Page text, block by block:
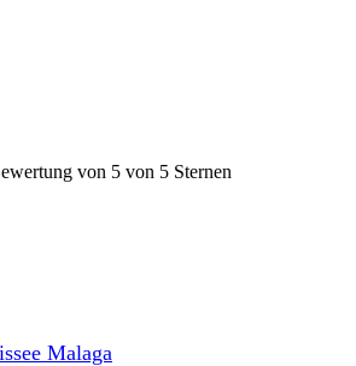
von 5 von 5 Sternen
Malaga